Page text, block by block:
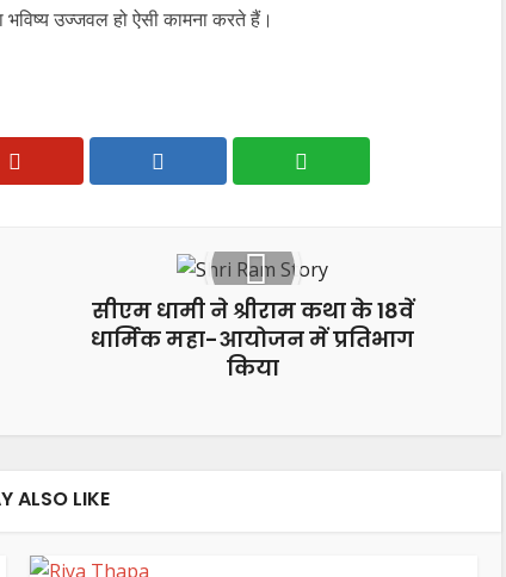
उज्जवल हो ऐसी कामना करते हैं।
सीएम धामी ने श्रीराम कथा के 18वें
धार्मिक महा-आयोजन में प्रतिभाग
किया
ALSO LIKE